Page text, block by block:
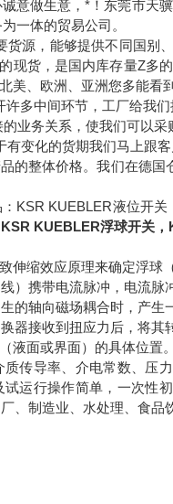
意做生意，*！东莞市天
一体的贸易公司。
源，能够提供不同国别
现货，是国内库存量Z多
美、欧洲、亚洲您多能看
多中间环节，工厂给我
业务关系，使我们可以采
变化的货期我们马上跟客
的整体价格。我们在德
KSR KUEBLER液位开关
KUEBLER浮球开关，
缩效应原理来确定浮球
）携带电流脉冲，电流
的轴向磁场耦合时，产
器接收到扭应力后，将
液面或界面）的具体位置。
传导率、介电常数、压
运行操作简单，一次性
、制造业、水处理、食